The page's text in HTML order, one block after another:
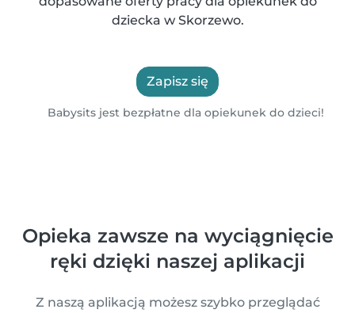
dziecka w Skorzewo.
Zapisz się
Babysits jest bezpłatne dla opiekunek do dzieci!
Opieka zawsze na wyciągnięcie
ręki dzięki naszej aplikacji
Z naszą aplikacją możesz szybko przeglądać